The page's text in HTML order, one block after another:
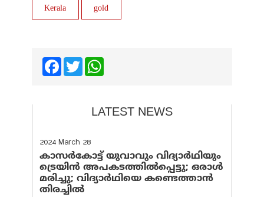
Kerala gold
FacebookTwitter
LATEST NEWS
2024 March 28
കാസർകോട്ട് യുവാവും വിദ്യാർഥിയും
ട്രെയിൻ അപകടത്തിൽപ്പെട്ടു; ഒരാൾ
മരിച്ചു; വിദ്യാർഥിയെ കണ്ടെത്താൻ
തിരച്ചിൽ